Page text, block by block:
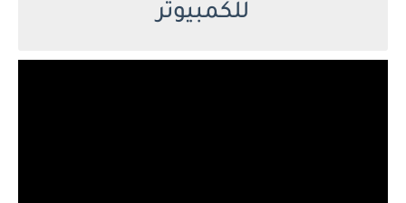
للكمبيوتر